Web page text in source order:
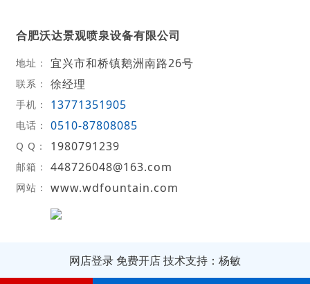
合肥沃达景观喷泉设备有限公司
地址： 宜兴市和桥镇鹅洲南路26号
联系： 徐经理
手机： 13771351905
电话： 0510-87808085
Q Q： 1980791239
邮箱： 448726048@163.com
网站： www.wdfountain.com
网店登录 免费开店技术支持：杨敏